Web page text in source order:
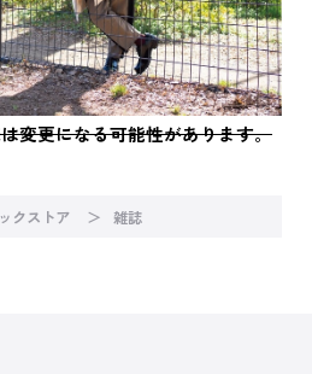
変更になる可能性があります。
クストア 雑誌